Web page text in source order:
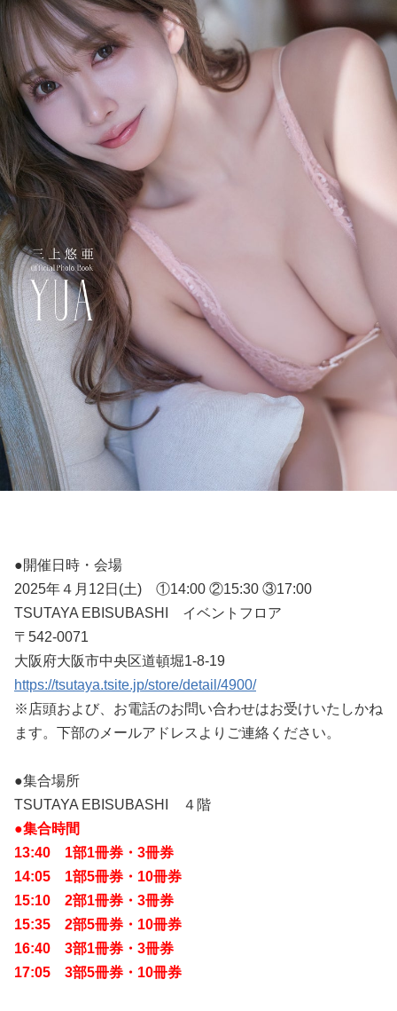
●開催日時・会場
2025年４月12日(土) ①14:00 ②15:30 ③17:00
TSUTAYA EBISUBASHI イベントフロア
〒542-0071
大阪府大阪市中央区道頓堀1-8-19
https://tsutaya.tsite.jp/store/detail/4900/
※店頭および、お電話のお問い合わせはお受けいたしかね
ます。下部のメールアドレスよりご連絡ください。
●集合場所
TSUTAYA EBISUBASHI ４階
●集合時間
13:40 1部1冊券・3冊券
14:05 1部5冊券・10冊券
15:10 2部1冊券・3冊券
15:35 2部5冊券・10冊券
16:40 3部1冊券・3冊券
17:05 3部5冊券・10冊券